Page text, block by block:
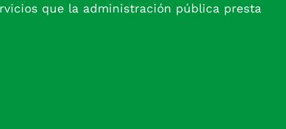
que la administración pública presta